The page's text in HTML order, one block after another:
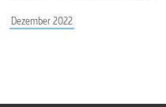
Dezember 2022